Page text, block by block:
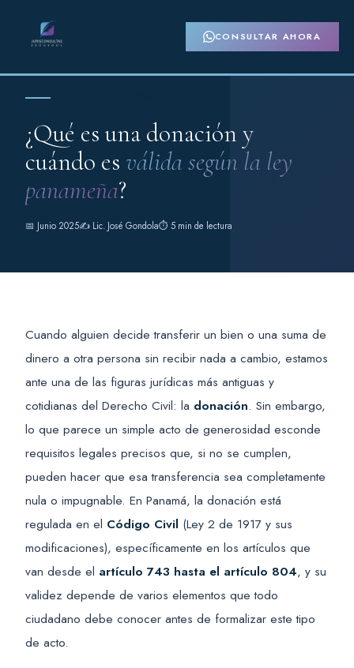
CONSULTAR AHORA
¿Qué es una donación y
cuándo es válida según la ley
panameña?
📅 Junio 2025✍️ Lic. José Gondola⏱️ 5 min de lectura
Cuando alguien decide transferir un bien o una suma de
dinero a otra persona sin recibir nada a cambio, estamos
ante una de las figuras jurídicas más antiguas y
cotidianas del Derecho Civil: la donación. Sin embargo,
lo que parece un simple acto de generosidad esconde
requisitos legales precisos que, si no se cumplen,
pueden hacer que esa transferencia sea completamente
nula o impugnable. En Panamá, la donación está
regulada en el Código Civil (Ley 2 de 1917 y sus
modificaciones), específicamente en los artículos que
van desde el artículo 743 hasta el artículo 804, y su
validez depende de varios elementos que todo
ciudadano debe conocer antes de formalizar este tipo
de acto.